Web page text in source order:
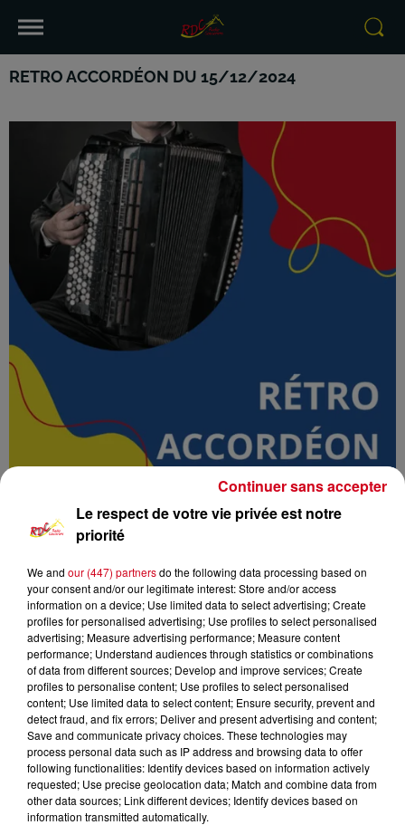
RETRO ACCORDÉON DU 15/12/2024
RDC Podcast Rétro Accordéon
RDC Radio Couserans
Retro Accordeon
0:00 1 h 5 min
15 décembre 2024 - 1 h 5 min
Le respect de votre vie privée est notre
priorité
We and our (447) partnersdo the following data processing based on
your consent and/or our legitimate interest: Store and/or access
information on a device; Use limited data to select advertising; Create
profiles for personalised advertising; Use profiles to select personalised
advertising; Measure advertising performance; Measure content
performance; Understand audiences through statistics or combinations
of data from different sources; Develop and improve services; Create
profiles to personalise content; Use profiles to select personalised
content; Use limited data to select content; Ensure security, prevent and
detect fraud, and fix errors; Deliver and present advertising and content;
Save and communicate privacy choices. These technologies may
process personal data such as IP address and browsing data to offer
following functionalities: Identify devices based on information actively
requested; Use precise geolocation data; Match and combine data from
other data sources; Link different devices; Identify devices based on
information transmitted automatically.
Continuer sans accepter